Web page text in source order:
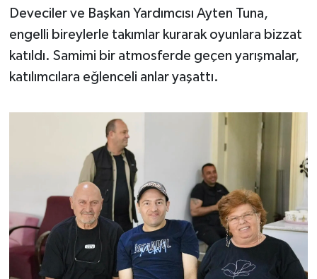
Deveciler ve Başkan Yardımcısı Ayten Tuna,
engelli bireylerle takımlar kurarak oyunlara bizzat
katıldı. Samimi bir atmosferde geçen yarışmalar,
katılımcılara eğlenceli anlar yaşattı.
Susurluk
TARİHTE BUGÜN
TEKNOLOJİ
TÜRKİYE
VİZYONDAKİLER
YAŞAM